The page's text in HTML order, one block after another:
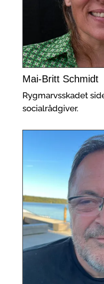
Mai-Britt Schmidt
Rygmarvsskadet
socialrådgiver.